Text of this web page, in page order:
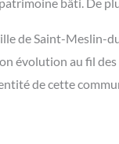
de Saint-Meslin-
évolution au fil
de cette